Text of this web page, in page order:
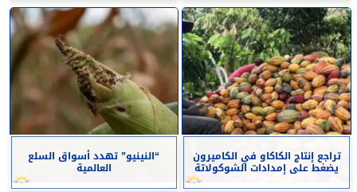
تراجع إنتاج الكاكاو في الكاميرون
يضغط على إمدادات الشوكولاتة
“النينيو” تهدد أسواق السلع
العالمية